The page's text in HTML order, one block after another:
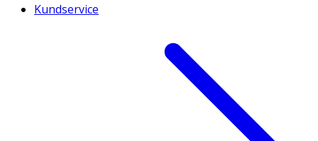
Kundservice